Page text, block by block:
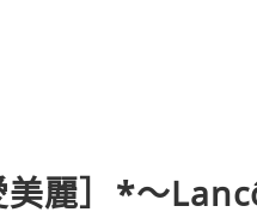
美麗］*～